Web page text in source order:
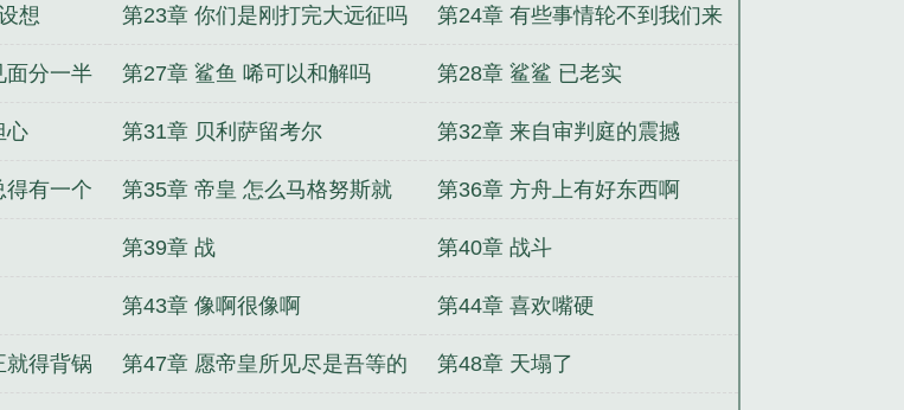
想 第23章 你们是刚打完大远征吗 第24章 有些事情轮不到我们来
思考
面分一半 第27章 鲨鱼 唏可以和解吗 第28章 鲨鲨 已老实
心 第31章 贝利萨留考尔 第32章 来自审判庭的震撼
得有一个 第35章 帝皇 怎么马格努斯就
没这脑子
第36章 方舟上有好东西啊
第39章 战 第40章 战斗
第43章 像啊很像啊 第44章 喜欢嘴硬
就得背锅 第47章 愿帝皇所见尽是吾等的 第48章 天塌了